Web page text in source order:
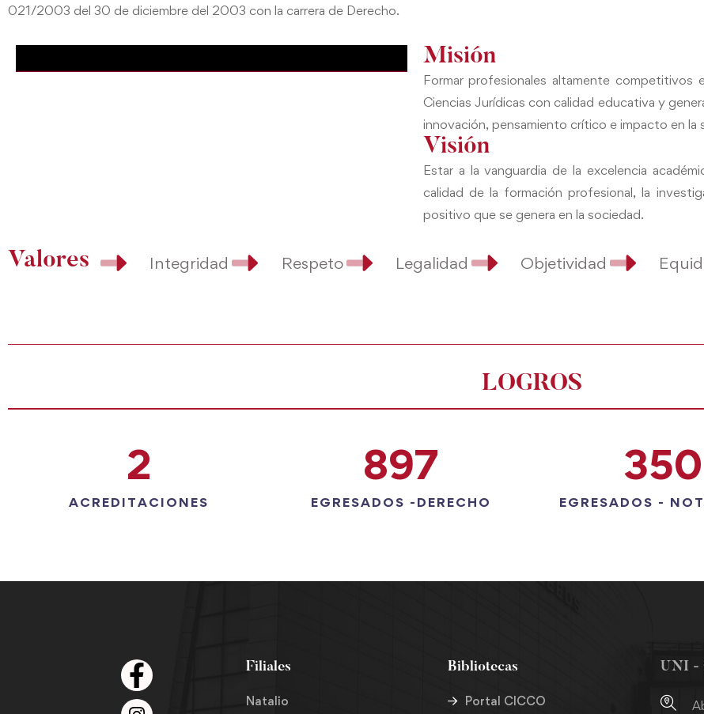
021/2003 del 30 de diciembre del 2003 con la carrera de Derecho.
Misión
Formar profesionales altamente competitivos
Ciencias Jurídicas con calidad educativa y
innovación, pensamiento crítico e impacto en la
Visión
Estar a la vanguardia de la excelencia
calidad de la formación profesional, la
positivo que se genera en la sociedad.
Valores Integridad Respeto Legalidad Objetividad
LOGROS
ACREDITACIONES
2
EGRESADOS -DERECHO
897
EGRESADOS -
350
Filiales
Natalio
Bibliotecas
Portal CICCO
UNI -